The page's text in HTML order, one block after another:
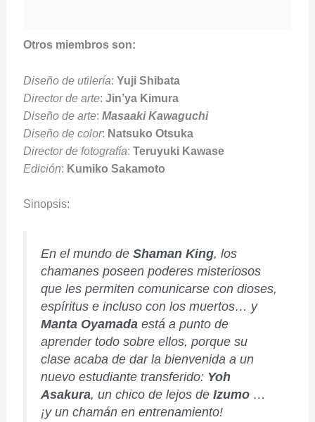
Otros miembros son:
Diseño de utilería: Yuji Shibata
Director de arte: Jin’ya Kimura
Diseño de arte: Masaaki Kawaguchi
Diseño de color: Natsuko Otsuka
Director de fotografía: Teruyuki Kawase
Edición: Kumiko Sakamoto
Sinopsis:
En el mundo de Shaman King, los
chamanes poseen poderes misteriosos
que les permiten comunicarse con dioses,
espíritus e incluso con los muertos… y
Manta Oyamadaestá a punto de
aprender todo sobre ellos, porque su
clase acaba de dar la bienvenida a un
nuevo estudiante transferido: Yoh
Asakura, un chico de lejos deIzumo…
¡y un chamán en entrenamiento!